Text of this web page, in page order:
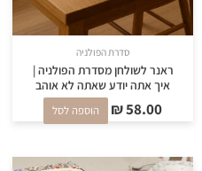
סדרת הפולניה
ראנר לשולחן מסדרת הפולניה |
איך אתה יודע שאתה לא אוהב
₪58.00 הוספה לסל